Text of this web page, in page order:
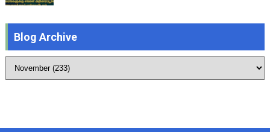
Blog Archive